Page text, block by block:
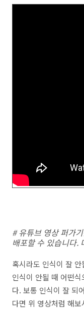
# 유튜브 영상 퍼가
배포할 수 있습니다.
혹시라도 인식이 잘
인식이 안될 때 어떤
다. 보통 인식이 잘 되
다면 위 영상처럼 해